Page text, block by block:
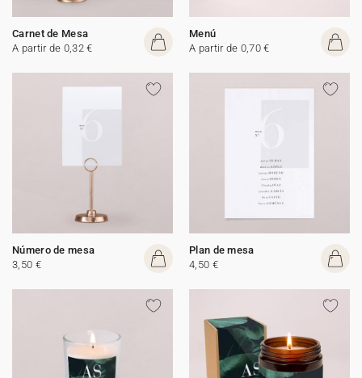
Carnet de Mesa
A partir de 0,32 €
Menú
A partir de 0,70 €
Número de mesa
3,50 €
Plan de mesa
4,50 €